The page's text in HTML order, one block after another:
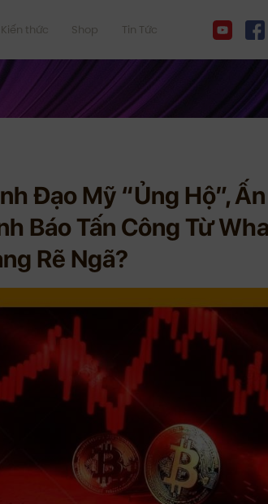
Kiến thức Shop Tin Tức
Đạo Mỹ “Ủng Hộ”,
Báo Tấn Công Từ
Rẽ Ngã?